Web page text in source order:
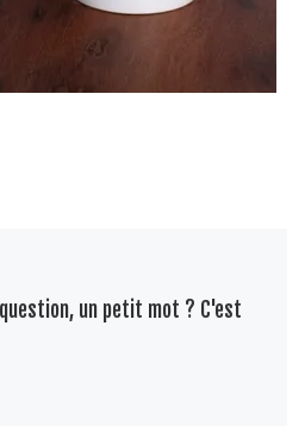
un petit mot ? C'est